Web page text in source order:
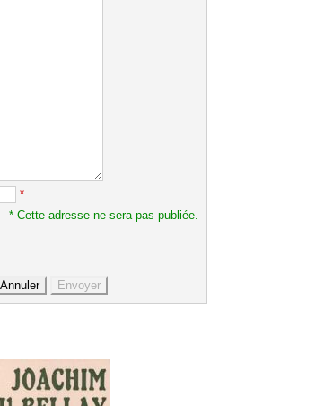
*
* Cette adresse ne sera pas publiée.